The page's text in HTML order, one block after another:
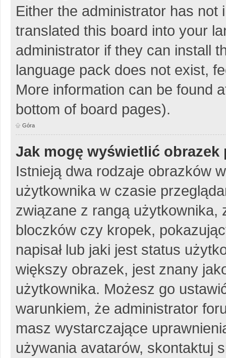
Either the administrator has
translated this board into your
administrator if they can install
language pack does not exist,
More information can be found
bottom of board pages).
Góra
Jak mogę wyświetlić
Istnieją dwa rodzaje obrazków
użytkownika w czasie
związane z rangą użytkownika,
bloczków czy kropek,
napisał lub jaki jest status
większy obrazek, jest znany
użytkownika. Możesz go
warunkiem, że administrator
masz wystarczające
używania avatarów, skontaktuj